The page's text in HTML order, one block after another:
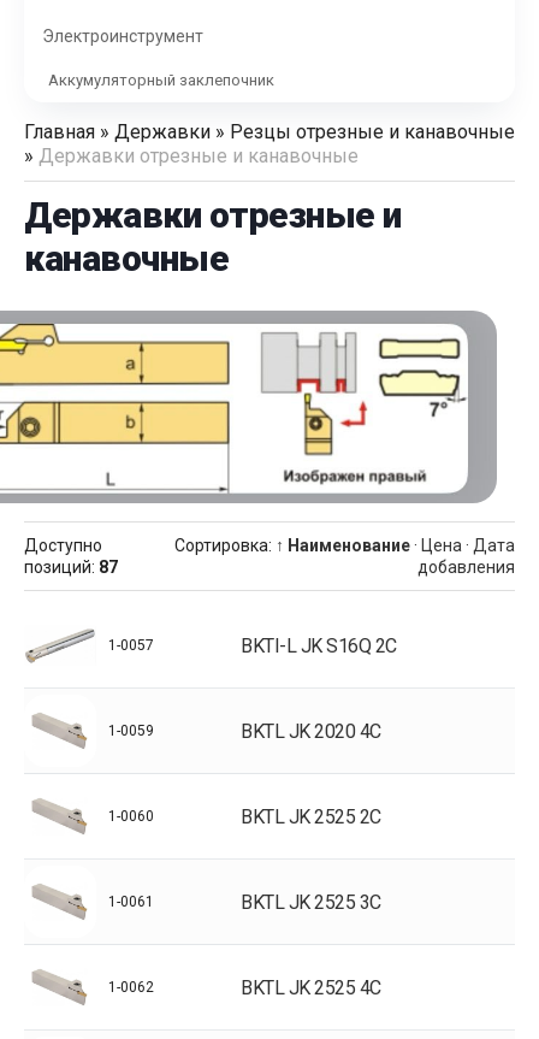
Электроинструмент
Аккумуляторный заклепочник
Главная » Державки » Резцы отрезные и канавочные
» Державки отрезные и канавочные
Державки отрезные и
канавочные
Доступно
позиций: 87
Сортировка: ↑ Наименование· Цена · Дата
добавления
1-0057 BKTI-L JK S16Q 2C
1-0059 BKTL JK 2020 4C
1-0060 BKTL JK 2525 2C
1-0061 BKTL JK 2525 3C
1-0062 BKTL JK 2525 4C